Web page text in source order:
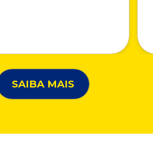
SAIBA MAIS